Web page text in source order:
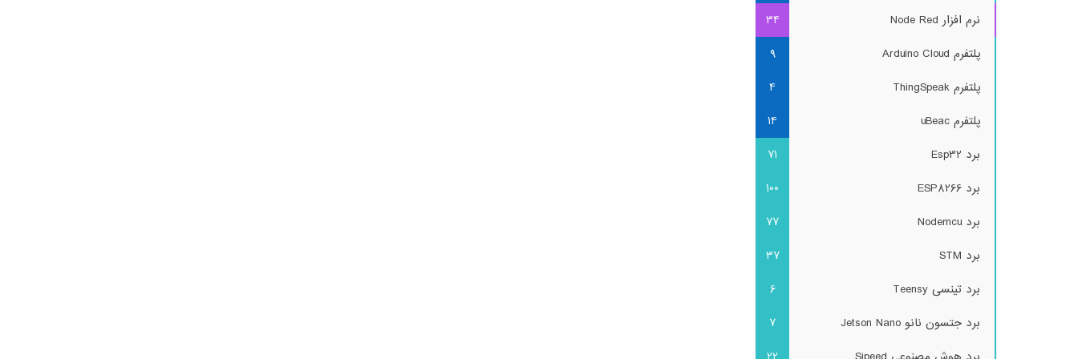
نرم افزار Node Red
34
پلتفرم Arduino Cloud
9
پلتفرم ThingSpeak
4
پلتفرم uBeac
14
برد Esp32
71
برد ESP8266
100
برد Nodemcu
77
برد STM
37
برد تینسی Teensy
6
برد جتسون نانو Jetson Nano
7